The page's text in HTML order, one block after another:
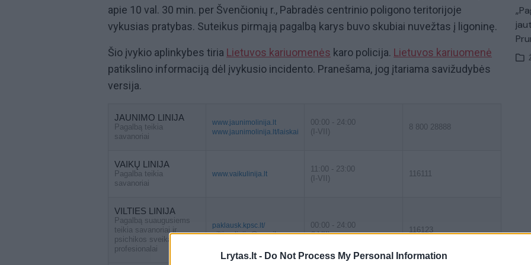
Lrytas.lt - Do Not Process My Personal Information
apie 10 val. 30 min. per Švenčionių r., Pabradės centrinio poligono teritorijoje
vykusias pratybas. Suteikus pirmąją pagalbą karys buvo skubiai nuvežtas į ligoninę.
Šio įvykio aplinkybes tiria Lietuvos kariuomenės karo policija. Lietuvos kariuomenė
patikslino informaciją dėl įvykusio incidento. Pranešama, jog įtariama savižudybės
versija.
JAUNIMO LINIJA
Pagalbą teikia
savanoriai
www.jaunimolinija.lt
www.jaunimolinija.lt/laiskai
00:00 - 24:00
(I-VII)
8 800 28888
VAIKŲ LINIJA
Pagalba teikia
savanoriai
www.vaikulinija.lt
11:00 - 23:00
(I-VII)
116111
VILTIES LINIJA
Pagalbą suaugusiems
teikia savanoriai ir
psichikos sveikatos
profesionalai
paklausk.kpsc.lt/
vilties.linija@gmail.com
00:00 - 24:00
(I-VII)
116123